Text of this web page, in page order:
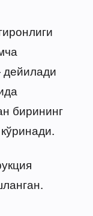
дейилади
бирининг